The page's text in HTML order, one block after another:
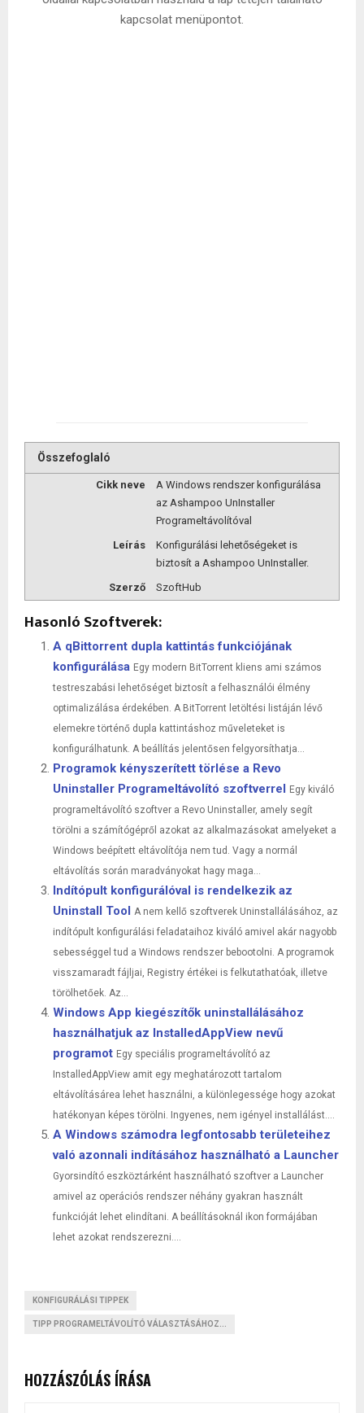
kapcsolat menüpontot.
Összefoglaló
Cikk neve
A Windows rendszer konfigurálása
az Ashampoo UnInstaller
Programeltávolítóval
Leírás
Konfigurálási lehetőségeket is
biztosít a Ashampoo UnInstaller.
Szerző
SzoftHub
Hasonló Szoftverek:
A qBittorrent dupla kattintás funkciójának
konfigurálása Egy modern BitTorrent kliens ami számos
testreszabási lehetőséget biztosít a felhasználói élmény
optimalizálása érdekében. A BitTorrent letöltési listáján lévő
elemekre történő dupla kattintáshoz műveleteket is
konfigurálhatunk. A beállítás jelentősen felgyorsíthatja...
Programok kényszerített törlése a Revo
Uninstaller Programeltávolító szoftverrel Egy kiváló
programeltávolító szoftver a Revo Uninstaller, amely segít
törölni a számítógépről azokat az alkalmazásokat amelyeket a
Windows beépített eltávolítója nem tud. Vagy a normál
eltávolítás során maradványokat hagy maga...
Indítópult konfigurálóval is rendelkezik az
Uninstall Tool A nem kellő szoftverek Uninstallálásához, az
indítópult konfigurálási feladataihoz kiváló amivel akár nagyobb
sebességgel tud a Windows rendszer bebootolni. A programok
visszamaradt fájljai, Registry értékei is felkutathatóak, illetve
törölhetőek. Az...
Windows App kiegészítők uninstallálásához
használhatjuk az InstalledAppView nevű
programot Egy speciális programeltávolító az
InstalledAppView amit egy meghatározott tartalom
eltávolításárea lehet használni, a különlegessége hogy azokat
hatékonyan képes törölni. Ingyenes, nem igényel installálást....
A Windows számodra legfontosabb területeihez
való azonnali indításához használható a Launcher
Gyorsindító eszköztárként használható szoftver a Launcher
amivel az operációs rendszer néhány gyakran használt
funkcióját lehet elindítani. A beállításoknál ikon formájában
lehet azokat rendszerezni....
KONFIGURÁLÁSI TIPPEK
TIPP PROGRAMELTÁVOLÍTÓ VÁLASZTÁSÁHOZ...
HOZZÁSZÓLÁS ÍRÁSA